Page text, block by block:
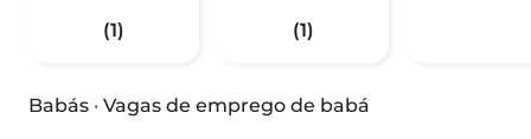
(1) (1)
Babás · Vagas de emprego de babá